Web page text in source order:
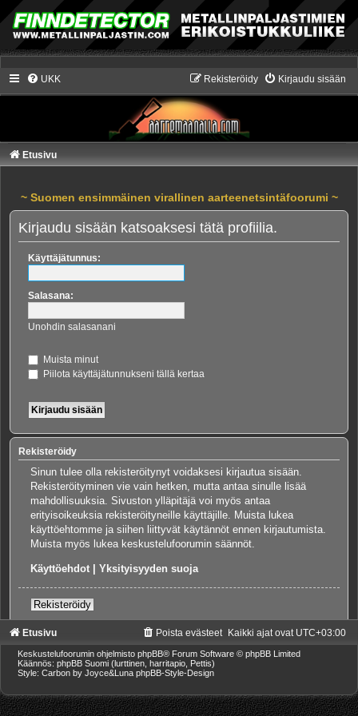
UKK Kirjaudu sisään
Rekisteröidy
Etusivu
~ Suomen ensimmäinen virallinen aarteenetsintäfoorumi ~
Kirjaudu sisään katsoaksesi tätä profiilia.
Käyttäjätunnus:
Salasana:
Unohdin salasanani
Muista minut
Piilota käyttäjätunnukseni tällä kertaa
Rekisteröidy
Sinun tulee olla rekisteröitynyt voidaksesi kirjautua sisään.
Rekisteröityminen vie vain hetken, mutta antaa sinulle lisää
mahdollisuuksia. Sivuston ylläpitäjä voi myös antaa
erityisoikeuksia rekisteröityneille käyttäjille. Muista lukea
käyttöehtomme ja siihen liittyvät käytännöt ennen kirjautumista.
Muista myös lukea keskustelufoorumin säännöt.
Käyttöehdot| Yksityisyyden suoja
Rekisteröidy
Etusivu Kaikki ajat ovat UTC+03:00
Poista evästeet
Keskustelufoorumin ohjelmisto phpBB® Forum Software © phpBB Limited
Käännös: phpBB Suomi (lurttinen, harritapio, Pettis)
Style: Carbon by Joyce&Luna phpBB-Style-Design